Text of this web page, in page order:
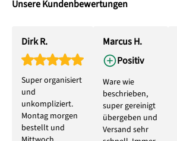
Unsere Kundenbewertungen
Dirk R.
Super organisiert
und
unkompliziert.
Montag morgen
bestellt und
Marcus H.
Positiv
Ware wie
beschrieben,
super gereinigt
übergeben und
Versand sehr